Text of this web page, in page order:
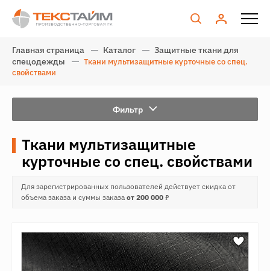
Главная страница Каталог
Защитные ткани для
спецодежды
Ткани мультизащитные курточные со спец.
свойствами
Фильтр
Ткани мультизащитные
курточные со спец. свойствами
Для зарегистрированных пользователей действует скидка от
объема заказа и суммы заказа от 200 000 7